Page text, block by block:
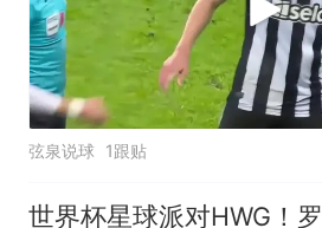
弦泉说球 1跟贴
世界杯星球派对HWG！罗